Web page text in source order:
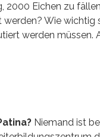
2000 Eichen zu
Wie wichtig
werden
Niemand ist